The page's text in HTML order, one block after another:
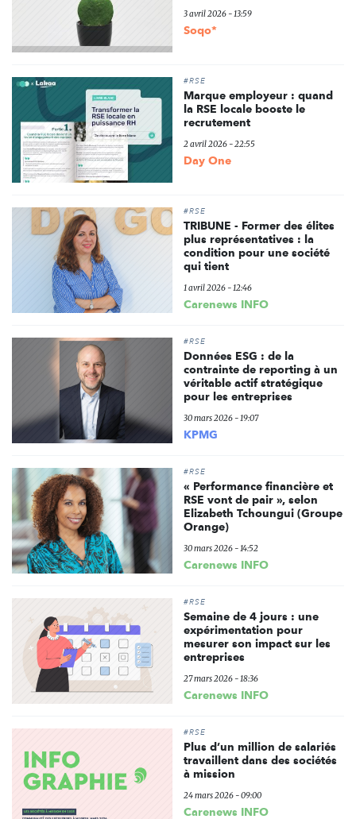
3 avril 2026 - 13:59
Soqo*
#RSE
Marque employeur : quand
la RSE locale booste le
recrutement
2 avril 2026 - 22:55
Day One
#RSE
TRIBUNE - Former des élites
plus représentatives : la
condition pour une société
qui tient
1 avril 2026 - 12:46
Carenews INFO
#RSE
Données ESG : de la
contrainte de reporting à un
véritable actif stratégique
pour les entreprises
30 mars 2026 - 19:07
KPMG
#RSE
« Performance financière et
RSE vont de pair », selon
Elizabeth Tchoungui (Groupe
Orange)
30 mars 2026 - 14:52
Carenews INFO
#RSE
Semaine de 4 jours : une
expérimentation pour
mesurer son impact sur les
entreprises
27 mars 2026 - 18:36
Carenews INFO
#RSE
Plus d’un million de salariés
travaillent dans des sociétés
à mission
24 mars 2026 - 09:00
Carenews INFO